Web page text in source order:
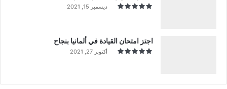
ديسمبر 15, 2021
اجتز امتحان القيادة في ألمانيا بنجاح
أكتوبر 27, 2021